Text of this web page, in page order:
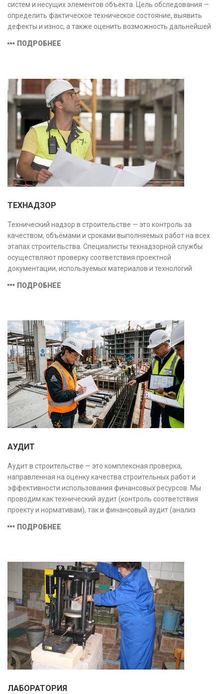
систем и несущих элементов объекта. Цель обследования —
определить фактическое техническое состояние, выявить
дефекты и износ, а также оценить возможность дальнейшей
ПОДРОБНЕЕ
ТЕХНАДЗОР
Технический надзор в строительстве — это контроль за
качеством, объёмами и сроками выполняемых работ на всех
этапах строительства. Специалисты технадзорной службы
осуществляют проверку соответствия проектной
документации, используемых материалов и технологий
безопасность и надёжность объекта.
ПОДРОБНЕЕ
АУДИТ
Аудит в строительстве — это комплексная проверка,
направленная на оценку качества строительных работ и
эффективности использования финансовых ресурсов. Мы
проводим как технический аудит (контроль соответствия
проекту и нормативам), так и финансовый аудит (анализ
безопасность и экономическую обоснованность проекта.
ПОДРОБНЕЕ
ЛАБОРАТОРИЯ